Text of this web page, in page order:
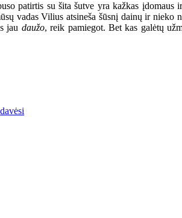
patirtis su šita šutve yra kažkas
vadas Vilius atsineša šūsnį dainų ir
jau daužo, reik pamiegot. Bet kas galėtų